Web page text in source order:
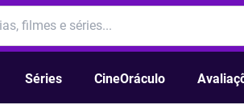
Séries CineOráculo